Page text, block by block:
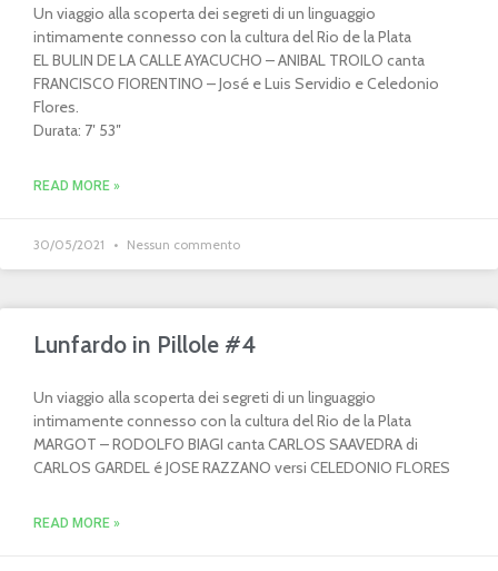
Un viaggio alla scoperta dei segreti di un linguaggio
intimamente connesso con la cultura del Rio de la Plata
EL BULIN DE LA CALLE AYACUCHO – ANIBAL TROILO canta
FRANCISCO FIORENTINO – José e Luis Servidio e Celedonio
Flores.
Durata: 7′ 53″
READ MORE »
30/05/2021 Nessun commento
Lunfardo in Pillole #4
Un viaggio alla scoperta dei segreti di un linguaggio
intimamente connesso con la cultura del Rio de la Plata
MARGOT – RODOLFO BIAGI canta CARLOS SAAVEDRA di
CARLOS GARDEL é JOSE RAZZANO versi CELEDONIO FLORES
READ MORE »